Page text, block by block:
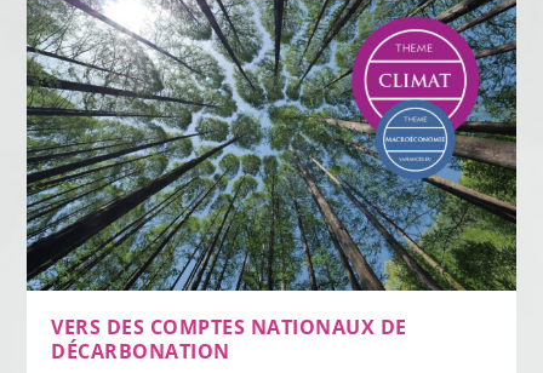
VERS DES COMPTES NATIONAUX DE
DÉCARBONATION